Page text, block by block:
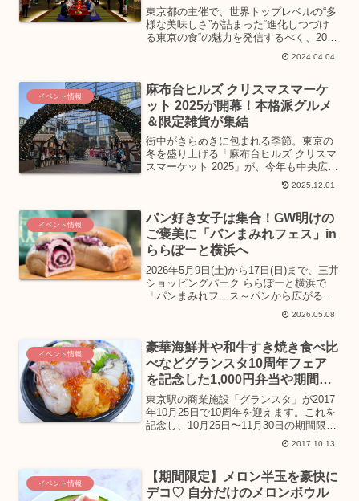
Museum」
東京都の主催で、世界トップレベルの“多
様な美味しさ”が詰まった“進化しつづけ
る東京の食“の魅力を発信するべく、2024
年5月17日（金）～19日（日）の3日間、
有明で「Tokyo Tokyo Delicious
2024.04.04
イベント情報
麻布台ヒルズ クリスマスマーケ
ット 2025が開幕！本格派グルメ
＆限定雑貨が集結
街中がきらめきに包まれる季節。東京の
冬を盛り上げる「麻布台ヒルズ クリスマ
スマーケット 2025」が、今年も中央広場
にて開催中！本場さながらのヒュッテ
（木製屋台）には、人気店の贅沢グルメ
勢揃い。仕事帰りに...
2025.12.01
イベント情報
パン好き女子は集合！GW明けの
ご褒美に「パンまみれフェス」in
ららぽーと横浜へ
2026年5月9日(土)から17日(日)まで、三井
ショッピングパーク ららぽーと横浜で
「パンまみれフェス～パンから広がる小
麦のごちそう～」が開催されます。全国
の人気パン屋さんが集結するだけでな
らに親子で楽しめるサンドイッチ教室ま
で、パン好きにはたまらないイベントが
盛りだくさん。今年のフェスは会場も拡
大し、パワーアップした内容で、女子旅
にもぴったりの体験がきっと見つかりま
すよ！
2026.05.08
イベント情報
豪華海鮮丼や和牛すき焼き食べ比
べなどグランスタ10周年フェア
を記念した1,000円弁当や期間限
定商品は10月25日から！
東京駅の商業施設「グランスタ」が2017
年10月25日で10周年を迎えます。これを
記念し、10月25日〜11月30日の期間限定
で東京駅改札内のグランスタと改札外に
あるグランスタ丸の内にて、「グランス
中は...
2017.10.13
イベント情報
【期間限定】メロン半玉を豪快に
デコ♡ 自分だけのメロンボウル